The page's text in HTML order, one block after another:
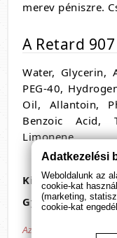
merev péniszre.
A Retard
Water, Glycerin,
PEG-40,
Oil, Allantoin,
Benzoic Acid,
Limonene.
Kiszerelés: 25 ml
Gyártó: Ruf
Az általunk
Adatkezelési
Weboldalunk az
cookie-kat
(marketing,
cookie-kat